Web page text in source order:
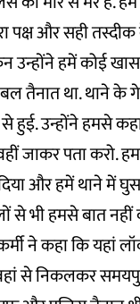
पक्ष और सही
उन्होंने हमें कोई
तैनात था. थाने के
उन्होंने हमसे
जाकर पता करो.
और हमें थाने में
से भी हमसे बात
ने कहा कि यहां
से निकलकर